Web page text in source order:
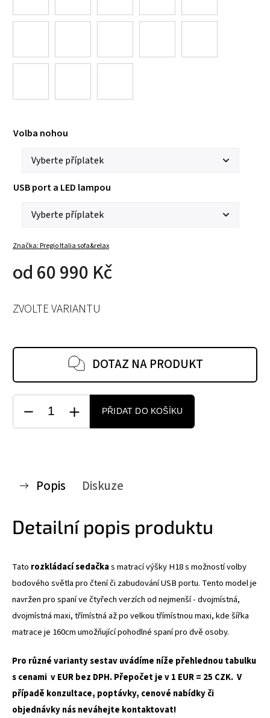
Volba nohou
USB port a LED lampou
Značka:Pregio Italia sofa&relax
od60 990 Kč
ZVOLTE VARIANTU
DOTAZ NA PRODUKT
PŘIDAT DO KOŠÍKU
Popis Diskuze
Detailní popis produktu
Tato rozkládací sedačkas matrací výšky H18 s možností volby
bodového světla pro čtení či zabudování USB portu. Tento model je
navržen pro spaní ve čtyřech verzích od nejmenší - dvojmístná,
dvojmístná maxi, třímístná až po velkou třímístnou maxi, kde šířka
matrace je 160cm umožňující pohodlné spaní pro dvě osoby.
Pro různé varianty sestav uvádíme níže přehlednou tabulku
s cenami v EUR bez DPH. Přepočet je v 1 EUR = 25 CZK. V
případě konzultace, poptávky, cenové nabídky či
objednávky nás neváhejte kontaktovat!